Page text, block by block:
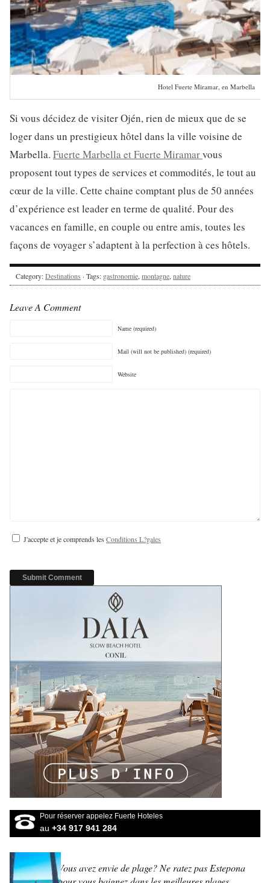
Hotel Fuerte Miramar, en Marbella
Si vous décidez de visiter Ojén, rien de mieux que de se
loger dans un prestigieux hôtel dans la ville voisine de
Marbella. Fuerte Marbella et Fuerte Miramarvous
proposent tout types de services et commodités, le tout au
cœur de la ville. Cette chaine comptant plus de 50 années
d’expérience est leader en terme de qualité. Pour des
vacances en famille, en couple ou entre amis, toutes les
façons de voyager s’adaptent à la perfection à ces hôtels.
Category:Destinations · Tags: gastronomie, montagne, nature
Leave A Comment
Name (required)
Mail (will not be published) (required)
Website
J'accepte et je comprends les Conditions L?gales
Pour réserver appelez Fuerte Hoteles
au +34 917 941 284
Vous avez envie de plage? Ne ratez pas Estepona